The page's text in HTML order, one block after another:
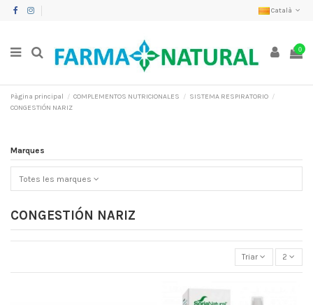
Català
0
Pàgina principal COMPLEMENTOS NUTRICIONALES
SISTEMA RESPIRATORIO
CONGESTIÓN NARIZ
CONGESTIÓN NARIZ
Triar 2
Marques
Totes les marques